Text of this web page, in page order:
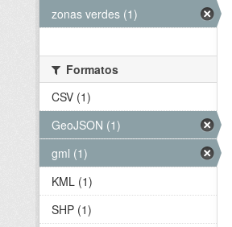
zonas verdes (1)
Formatos
CSV (1)
GeoJSON (1)
gml (1)
KML (1)
SHP (1)